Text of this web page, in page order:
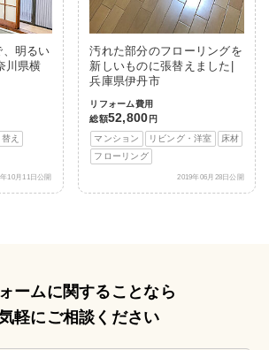
明るい
川県横
え
10月11日公開
汚れた部分のフローリングを
新しいものに張替えました|
兵庫県伊丹市
リフォーム費用
総額52,800 円
マンション
リビング・洋室
床材
フローリング
2019年06月28日公開
ームに関することなら
軽にご相談ください